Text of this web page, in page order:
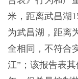
米，距离武昌湖
为武昌湖，距离
全相同，不符合
江”；该报告表